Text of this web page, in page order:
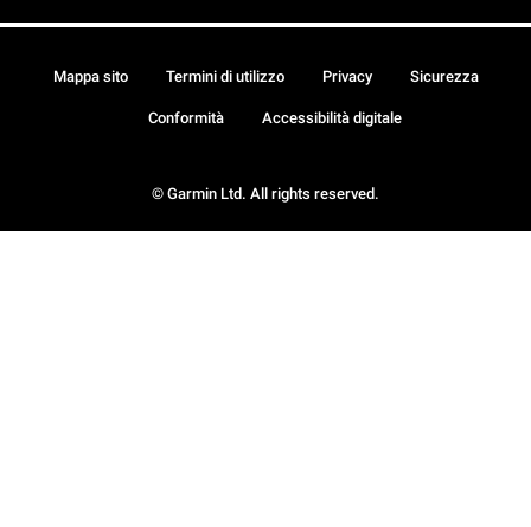
© Garmin Ltd. All rights reserved.
Mappa sito Termini di utilizzo Privacy Sicurezza
Conformità Accessibilità digitale